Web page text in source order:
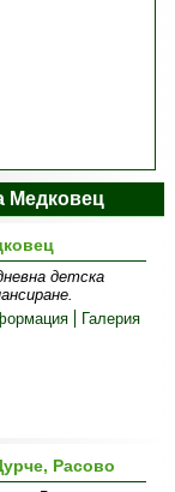
Медковец
детска
Галерия
Расово